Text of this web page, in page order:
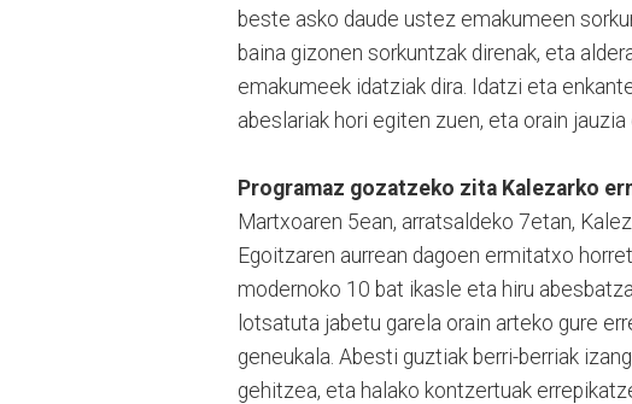
beste asko daude ustez emakumeen
baina gizonen sorkuntzak direnak, eta
emakumeek idatziak dira. Idatzi eta
abeslariak hori egiten zuen, eta orain
Programaz gozatzeko zita Kalezarko
Martxoaren 5ean, arratsaldeko 7etan,
Egoitzaren aurrean dagoen ermitatxo
modernoko 10 bat ikasle eta hiru
lotsatuta jabetu garela orain arteko gure
geneukala. Abesti guztiak berri-berriak
gehitzea, eta halako kontzertuak